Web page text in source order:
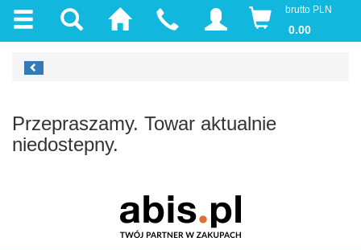
brutto PLN
0.00
Przepraszamy. Towar aktualnie
niedostepny.